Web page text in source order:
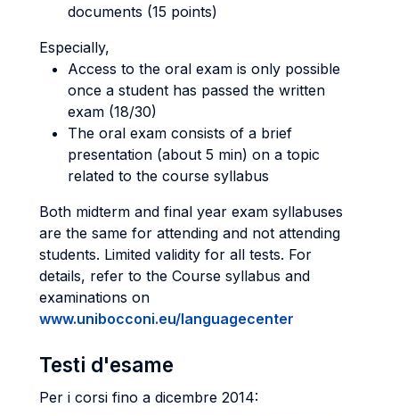
documents (15 points)
Especially,
Access to the oral exam is only possible
once a student has passed the written
exam (18/30)
The oral exam consists of a brief
presentation (about 5 min) on a topic
related to the course syllabus
Both midterm and final year exam syllabuses
are the same for attending and not attending
students. Limited validity for all tests. For
details, refer to the Course syllabus and
examinations on
www.unibocconi.eu/languagecenter
Testi d'esame
Per i corsi fino a dicembre 2014: